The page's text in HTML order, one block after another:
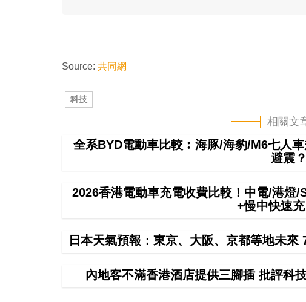
Source: 共同網
科技
相關文
全系BYD電動車比較︰海豚/海豹/M6七人
避震？
2026香港電動車充電收費比較！中電/港燈
+慢中快速
日本天氣預報：東京、大阪、京都等地未
內地客不滿香港酒店提供三腳插 批評科